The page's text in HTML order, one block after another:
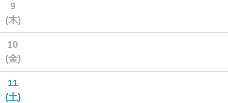
9
(木)
10
(金)
11
(土)